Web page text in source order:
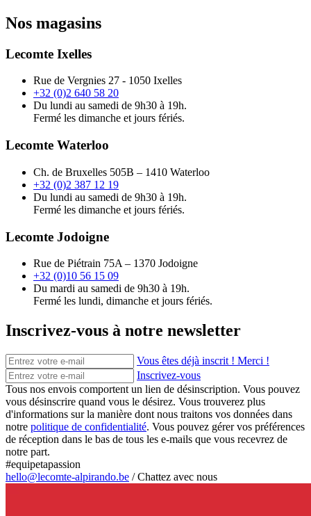
Nos magasins
Lecomte Ixelles
Rue de Vergnies 27 - 1050 Ixelles
+32 (0)2 640 58 20
Du lundi au samedi de 9h30 à 19h.
Fermé les dimanche et jours fériés.
Lecomte Waterloo
Ch. de Bruxelles 505B – 1410 Waterloo
+32 (0)2 387 12 19
Du lundi au samedi de 9h30 à 19h.
Fermé les dimanche et jours fériés.
Lecomte Jodoigne
Rue de Piétrain 75A – 1370 Jodoigne
+32 (0)10 56 15 09
Du mardi au samedi de 9h30 à 19h.
Fermé les lundi, dimanche et jours fériés.
Inscrivez-vous à notre newsletter
Vous êtes déjà inscrit ! Merci !
Inscrivez-vous
Tous nos envois comportent un lien de désinscription. Vous pouvez
vous désinscrire quand vous le désirez. Vous trouverez plus
d'informations sur la manière dont nous traitons vos données dans
notre politique de confidentialité. Vous pouvez gérer vos préférences
de réception dans le bas de tous les e-mails que vous recevrez de
notre part.
#equipetapassion
hello@lecomte-alpirando.be /Chattez avec nous